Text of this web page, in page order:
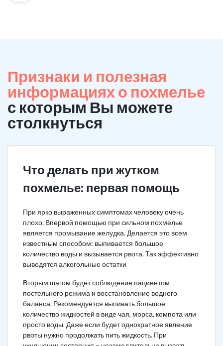
Признаки и полезная
информациях о похмелье
с которым Вы можете
столкнуться
Что делать при жутком
похмелье: первая помощь
При ярко выраженных симптомах человеку очень
плохо. Впервой помощью при сильном похмелье
является промывание желудка. Делается это всем
известным способом: выпивается большое
количество воды и вызывается рвота. Так эффективно
выводятся алкогольные остатки
Вторым шагом будет соблюдение пациентом
постельного режима и восстановление водного
баланса. Рекомендуется выпивать большое
количество жидкостей в виде чая, морса, компота или
просто воды. Даже если будет однократное явление
рвоты нужно продолжать пить жидкость. При